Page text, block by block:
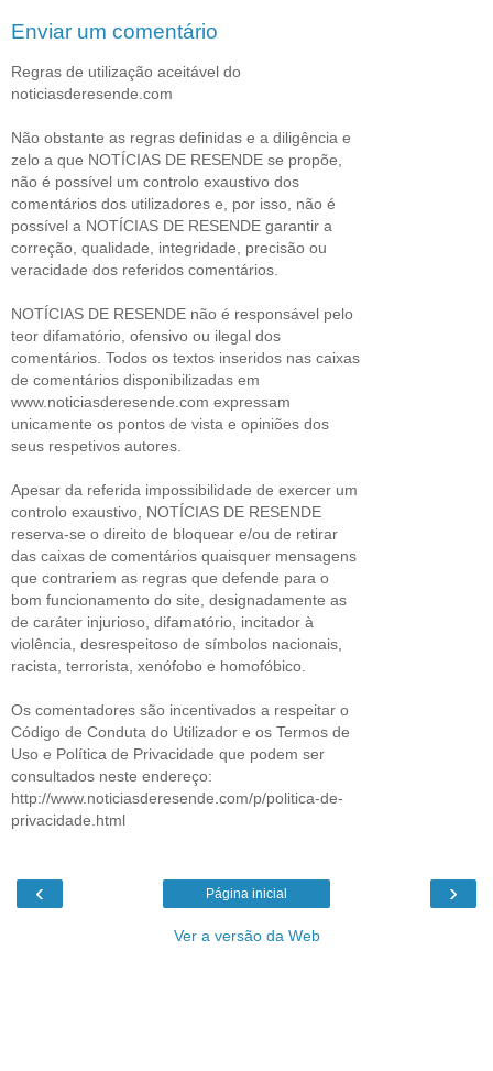
Enviar um comentário
Regras de utilização aceitável do
noticiasderesende.com
Não obstante as regras definidas e a diligência e
zelo a que NOTÍCIAS DE RESENDE se propõe,
não é possível um controlo exaustivo dos
comentários dos utilizadores e, por isso, não é
possível a NOTÍCIAS DE RESENDE garantir a
correção, qualidade, integridade, precisão ou
veracidade dos referidos comentários.
NOTÍCIAS DE RESENDE não é responsável pelo
teor difamatório, ofensivo ou ilegal dos
comentários. Todos os textos inseridos nas caixas
de comentários disponibilizadas em
www.noticiasderesende.com expressam
unicamente os pontos de vista e opiniões dos
seus respetivos autores.
Apesar da referida impossibilidade de exercer um
controlo exaustivo, NOTÍCIAS DE RESENDE
reserva-se o direito de bloquear e/ou de retirar
das caixas de comentários quaisquer mensagens
que contrariem as regras que defende para o
bom funcionamento do site, designadamente as
de caráter injurioso, difamatório, incitador à
violência, desrespeitoso de símbolos nacionais,
racista, terrorista, xenófobo e homofóbico.
Os comentadores são incentivados a respeitar o
Código de Conduta do Utilizador e os Termos de
Uso e Política de Privacidade que podem ser
consultados neste endereço:
http://www.noticiasderesende.com/p/politica-de-
privacidade.html
‹ ›
Página inicial
Ver a versão da Web